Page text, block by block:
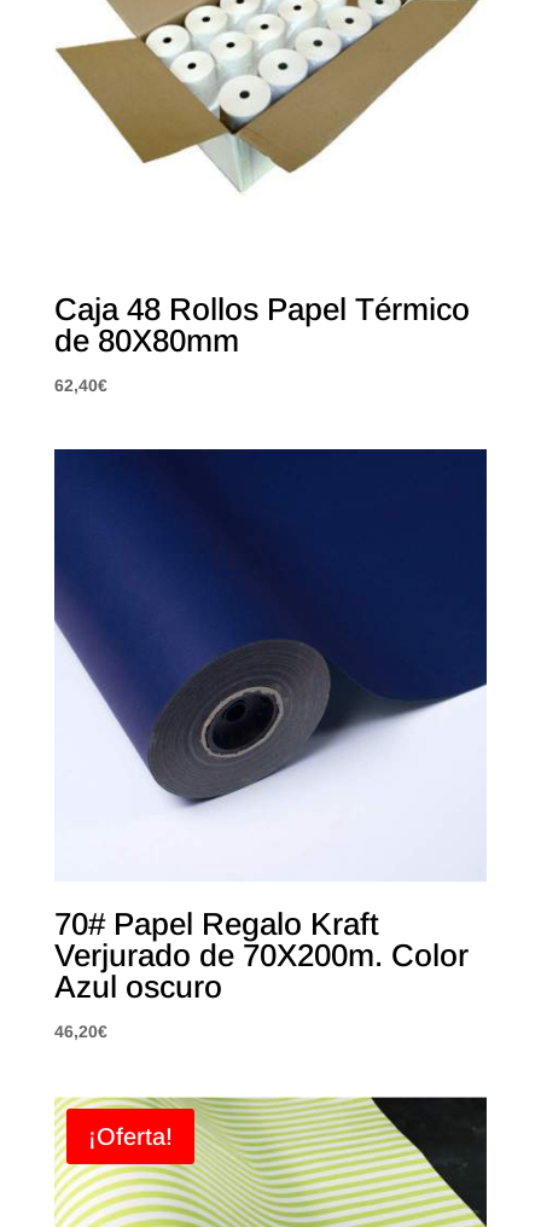
Caja 48 Rollos Papel Térmico
de 80X80mm
62,40€
70# Papel Regalo Kraft
Verjurado de 70X200m. Color
Azul oscuro
46,20€
¡Oferta!